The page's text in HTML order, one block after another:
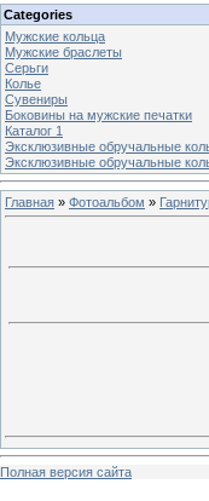
Categories
Мужские кольца
Мужские браслеты
Серьги
Колье
Сувениры
Боковины на мужские печатки
Каталог 1
Эксклюзивные обручальные
Эксклюзивные обручальные
Главная » Фотоальбом »
Полная версия сайта